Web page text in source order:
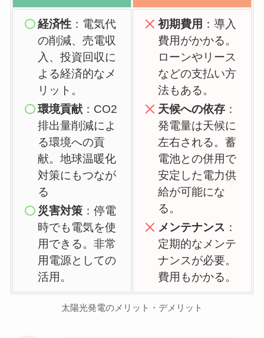
経済性 ：電気代
の削減、売電収
入、投資回収に
よる経済的なメ
リット。
環境貢献 ：CO2
排出量削減によ
る環境への貢
献。地球温暖化
対策にもつなが
る
災害対策 ：停電
時でも電気を使
用できる。非常
用電源としての
活用。
初期費用 ：導入
費用がかかる。
ローンやリース
などの支払い方
法もある。
天候への依存 ：
発電量は天候に
左右される。蓄
電池との併用で
安定した電力供
給が可能にな
る。
メンテナンス ：
定期的なメンテ
ナンスが必要。
費用もかかる。
太陽光発電のメリット・デメリット